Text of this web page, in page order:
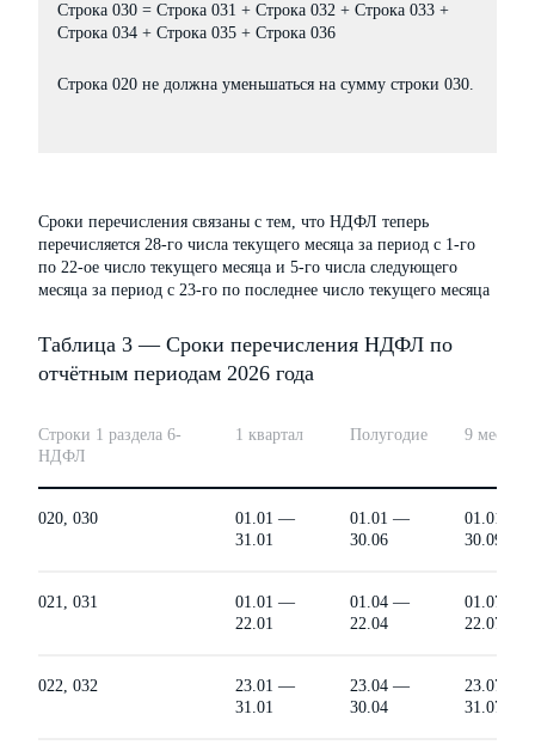
Строка 030 = Строка 031 + Строка 032 + Строка 033 +
Строка 034 + Строка 035 + Строка 036
Строка 020 не должна уменьшаться на сумму строки 030.
Сроки перечисления связаны с тем, что НДФЛ теперь
перечисляется 28-го числа текущего месяца за период с 1-го
по 22-ое число текущего месяца и 5-го числа следующего
месяца за период с 23-го по последнее число текущего месяца
Таблица 3 — Сроки перечисления НДФЛ по
отчётным периодам 2026 года
Строки 1 раздела 6-
НДФЛ
1 квартал Полугодие 9 месяцев
020, 030
01.01 —
31.01
01.01 —
30.06
01.01 —
30.09
021, 031
01.01 —
22.01
01.04 —
22.04
01.07 —
22.07
022, 032
23.01 —
31.01
23.04 —
30.04
23.07 —
31.07